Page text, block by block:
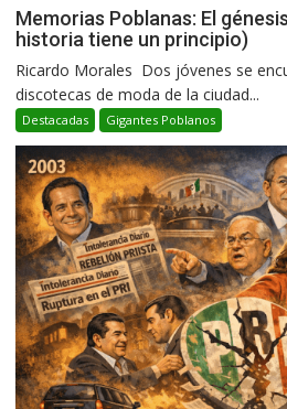
Memorias Poblanas: El
historia tiene un principio)
Ricardo Morales Dos jóvenes se
discotecas de moda de la ciudad...
Destacadas Gigantes Poblanos